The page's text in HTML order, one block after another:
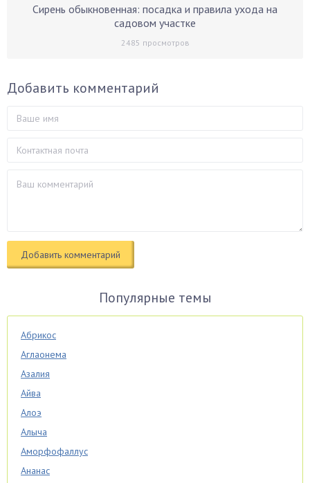
Сирень обыкновенная: посадка и правила ухода на
садовом участке
2485 просмотров
Добавить комментарий
Популярные темы
Абрикос
Аглаонема
Азалия
Айва
Алоэ
Алыча
Аморфофаллус
Ананас